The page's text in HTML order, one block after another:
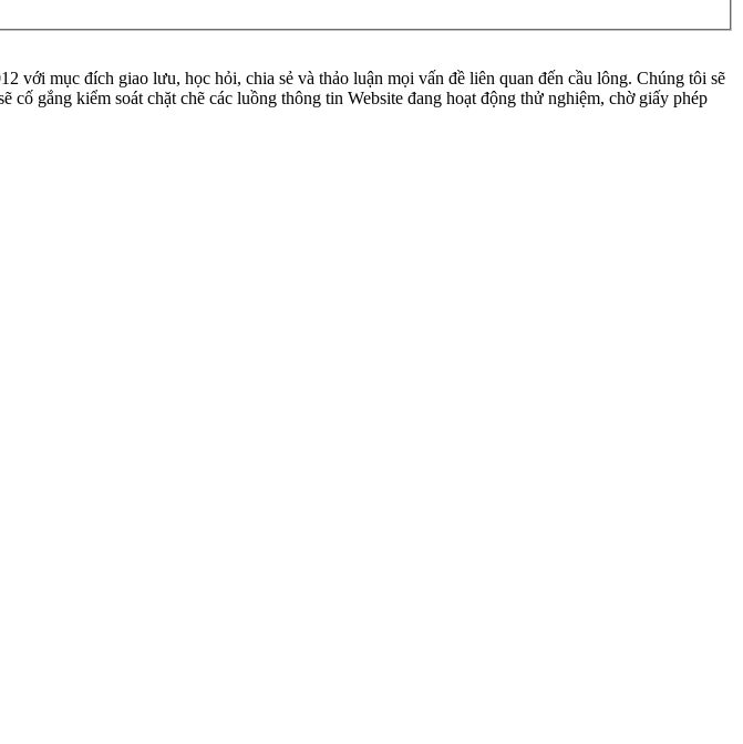
mục đích giao lưu, học hỏi, chia sẻ và thảo luận mọi vấn đề liên quan đến cầu lông. Chúng tôi sẽ
gắng kiểm soát chặt chẽ các luồng thông tin Website đang hoạt động thử nghiệm, chờ giấy phép